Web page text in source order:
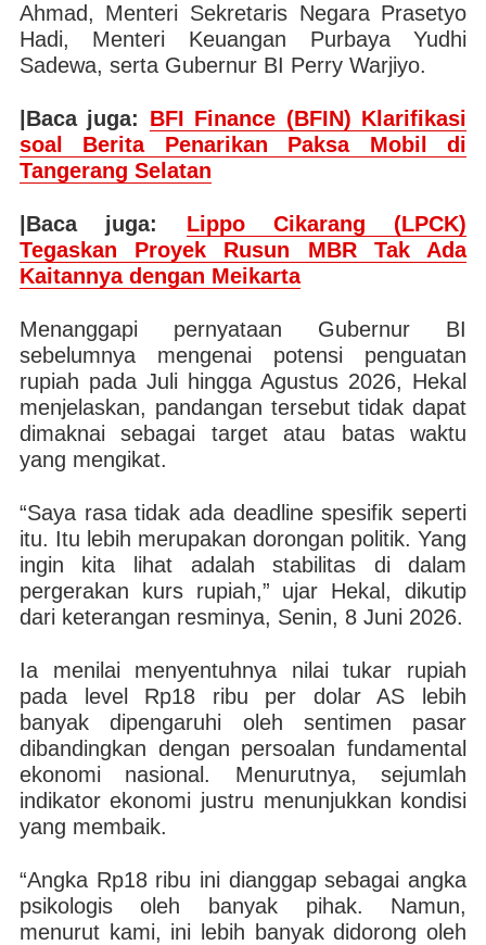
Ahmad, Menteri Sekretaris Negara Prasetyo
Hadi, Menteri Keuangan Purbaya Yudhi
Sadewa, serta Gubernur BI Perry Warjiyo.
|Baca juga: BFI Finance (BFIN) Klarifikasi
soal Berita Penarikan Paksa Mobil di
Tangerang Selatan
|Baca juga: Lippo Cikarang (LPCK)
Tegaskan Proyek Rusun MBR Tak Ada
Kaitannya dengan Meikarta
Menanggapi pernyataan Gubernur BI
sebelumnya mengenai potensi penguatan
rupiah pada Juli hingga Agustus 2026, Hekal
menjelaskan, pandangan tersebut tidak dapat
dimaknai sebagai target atau batas waktu
yang mengikat.
“Saya rasa tidak ada deadline spesifik seperti
itu. Itu lebih merupakan dorongan politik. Yang
ingin kita lihat adalah stabilitas di dalam
pergerakan kurs rupiah,” ujar Hekal, dikutip
dari keterangan resminya, Senin, 8 Juni 2026.
Ia menilai menyentuhnya nilai tukar rupiah
pada level Rp18 ribu per dolar AS lebih
banyak dipengaruhi oleh sentimen pasar
dibandingkan dengan persoalan fundamental
ekonomi nasional. Menurutnya, sejumlah
indikator ekonomi justru menunjukkan kondisi
yang membaik.
“Angka Rp18 ribu ini dianggap sebagai angka
psikologis oleh banyak pihak. Namun,
menurut kami, ini lebih banyak didorong oleh